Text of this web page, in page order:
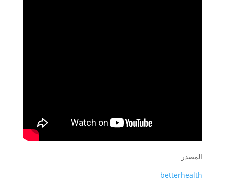
المصدر
betterhealth